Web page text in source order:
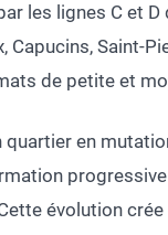
les lignes C et
Capucins, Saint-
de petite et
quartier en
évolution